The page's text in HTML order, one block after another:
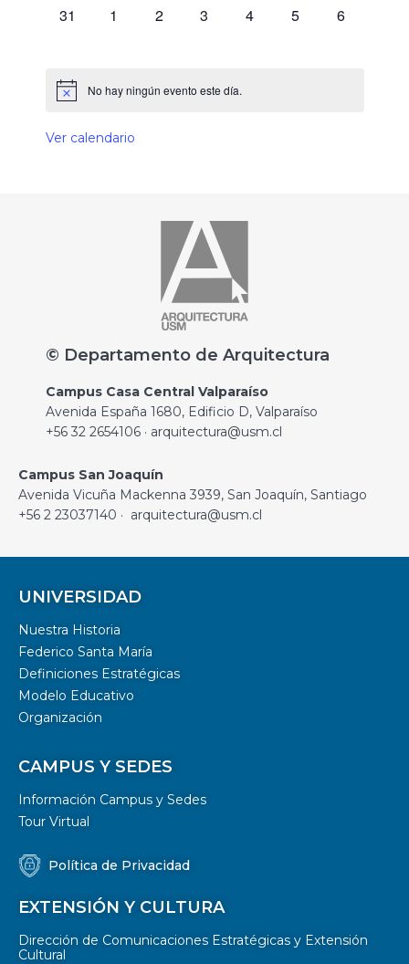
0 eventos,
31 0 eventos,
1 0 eventos,
2 0 eventos,
3 0 eventos,
4 0 eventos,
5 0 eventos,
6
No hay ningún evento este día.
Ver calendario
© Departamento de Arquitectura
Campus Casa Central Valparaíso
Avenida España 1680, Edificio D, Valparaíso
+56 32 2654106 · arquitectura@usm.cl
Campus San Joaquín
Avenida Vicuña Mackenna 3939, San Joaquín, Santiago
+56 2 23037140 · arquitectura@usm.cl
UNIVERSIDAD
Nuestra Historia
Federico Santa María
Definiciones Estratégicas
Modelo Educativo
Organización
CAMPUS Y SEDES
Información Campus y Sedes
Tour Virtual
Política de Privacidad
EXTENSIÓN Y CULTURA
Dirección de Comunicaciones Estratégicas y Extensión
Cultural